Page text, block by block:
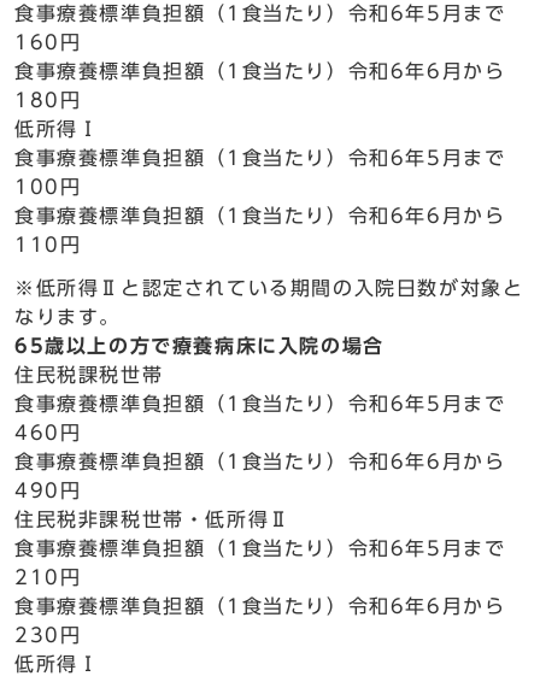
食事療養標準負担額（1食当たり）令和6年5月まで
160円
食事療養標準負担額（1食当たり）令和6年6月から
180円
低所得Ⅰ
食事療養標準負担額（1食当たり）令和6年5月まで
100円
食事療養標準負担額（1食当たり）令和6年6月から
110円
※低所得Ⅱと認定されている期間の入院日数が対象と
なります。
65歳以上の方で療養病床に入院の場合
住民税課税世帯
食事療養標準負担額（1食当たり）令和6年5月まで
460円
食事療養標準負担額（1食当たり）令和6年6月から
490円
住民税非課税世帯・低所得Ⅱ
食事療養標準負担額（1食当たり）令和6年5月まで
210円
食事療養標準負担額（1食当たり）令和6年6月から
230円
低所得Ⅰ